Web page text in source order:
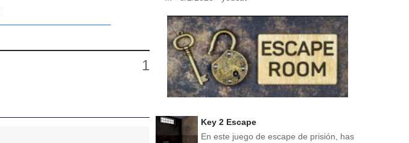
Key 2 Escape
En este juego de escape de prisión, has